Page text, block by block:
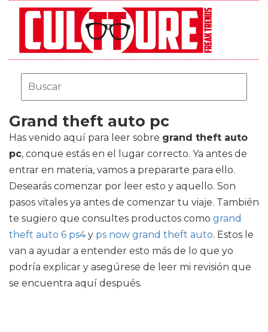
Grand theft auto pc
Has venido aquí para leer sobre grand theft auto
pc, conque estás en el lugar correcto. Ya antes de
entrar en materia, vamos a prepararte para ello.
Desearás comenzar por leer esto y aquello. Son
pasos vitales ya antes de comenzar tu viaje. También
te sugiero que consultes productos como grand
theft auto 6 ps4y ps now grand theft auto. Estos le
van a ayudar a entender esto más de lo que yo
podría explicar y asegúrese de leer mi revisión que
se encuentra aquí después.